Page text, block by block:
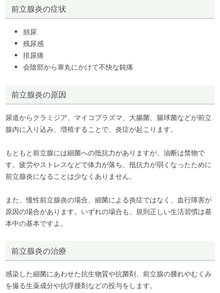
前立腺炎の症状
頻尿
残尿感
排尿痛
会陰部から睾丸にかけて不快な鈍痛
前立腺炎の原因
尿道からクラミジア、マイコプラズマ、大腸菌、腸球菌などが前立
腺内に入り込み、増殖することで、炎症が起こります。
もともと前立腺には細菌への抵抗力がありますが、油断は禁物で
す。疲労やストレスなどで体力が落ち、抵抗力が弱くなったために
前立腺炎になることは少なくありません。
また、慢性前立腺炎の場合、細菌による炎症ではなく、血行障害が
原因の場合があります。いずれの場合も、規則正しい生活習慣は基
本中の基本ですよ。
前立腺炎の治療
感染した細菌にあわせた抗生物質や抗菌剤、前立腺の腫れやむくみ
を撮る生薬成分や抗浮腫剤などの投与をします。